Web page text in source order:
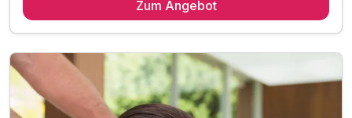
2 x abwechslungsreiches Frühstück
inkl. Nutzung des 1000m² großen Wellnessbereiches
inkl. Nutzung Innen- & Außenpool (Badelandschaft)
inkl. Saunalandschaft mit drei Saunen
Zum Angebot